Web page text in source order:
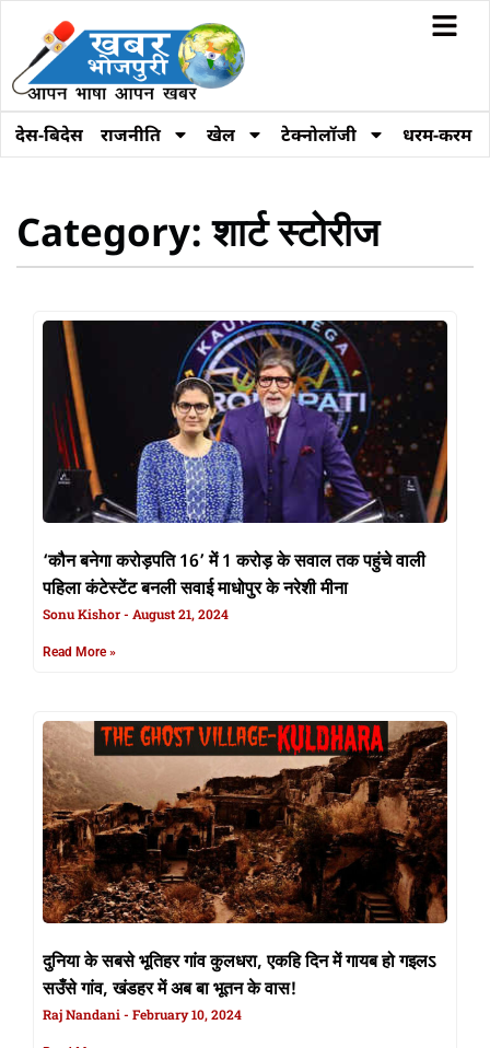
देस-बिदेस राजनीति खेल टेक्नोलॉजी धरम-करम
Category: शार्ट स्टोरीज
‘कौन बनेगा करोड़पति 16’ में 1 करोड़ के सवाल तक पहुंचे वाली
पहिला कंटेस्‍टेंट बनली सवाई माधोपुर के नरेशी मीना
Sonu Kishor August 21, 2024
Read More »
दुनिया के सबसे भूतिहर गांव कुलधरा, एकहि दिन में गायब हो गइलऽ
सउँसे गांव, खंडहर में अब बा भूतन के वास!
Raj Nandani February 10, 2024